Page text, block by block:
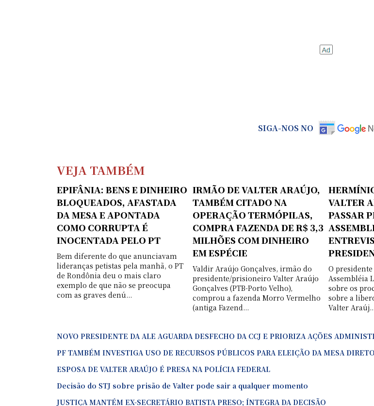
SIGA-NOS NO
VEJA TAMBÉM
EPIFÂNIA: BENS E DINHEIRO
BLOQUEADOS, AFASTADA
DA MESA E APONTADA
COMO CORRUPTA É
INOCENTADA PELO PT
Bem diferente do que anunciavam
lideranças petistas pela manhã, o PT
de Rondônia deu o mais claro
exemplo de que não se preocupa
com as graves denú...
IRMÃO DE VALTER ARAÚJO,
TAMBÉM CITADO NA
OPERAÇÃO TERMÓPILAS,
COMPRA FAZENDA DE R$ 3,3
MILHÕES COM DINHEIRO
EM ESPÉCIE
Valdir Araújo Gonçalves, irmão do
presidente/prisioneiro Valter Araújo
Gonçalves (PTB-Porto Velho),
comprou a fazenda Morro Vermelho
(antiga Fazend...
VALTER
PASSAR
O
Assembléia
sobre os
sobre a
Valter
NOVO PRESIDENTE DA ALE AGUARDA DESFECHO DA CCJ E PRIORIZA AÇÕES
PF TAMBÉM INVESTIGA USO DE RECURSOS PÚBLICOS PARA ELEIÇÃO DA MESA
ESPOSA DE VALTER ARAÚJO É PRESA NA POLÍCIA FEDERAL
Decisão do STJ sobre prisão de Valter pode sair a qualquer momento
JUSTIÇA MANTÉM EX-SECRETÁRIO BATISTA PRESO; ÍNTEGRA DA DECISÃO